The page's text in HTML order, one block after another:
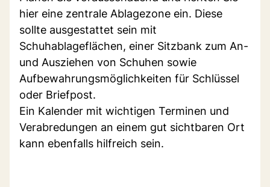
hier eine zentrale Ablagezone ein. Diese
sollte ausgestattet sein mit
Schuhablageflächen, einer Sitzbank zum An-
und Ausziehen von Schuhen sowie
Aufbewahrungsmöglichkeiten für Schlüssel
oder Briefpost.
Ein Kalender mit wichtigen Terminen und
Verabredungen an einem gut sichtbaren Ort
kann ebenfalls hilfreich sein.